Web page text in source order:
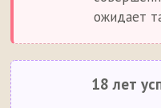
ожидает
18 лет